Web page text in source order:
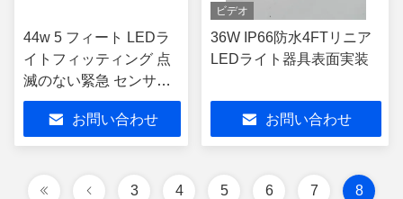
44w 5 フィート LEDラ
イトフィッティング 点
滅のない緊急 センサー
付き耐天候バット
お問い合わせ
ビデオ
36W IP66防水4FTリニア
LEDライト器具表面実装
お問い合わせ
3 4 5 6 7 8